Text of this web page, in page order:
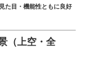
見た目・機能性ともに良好
（上空・全